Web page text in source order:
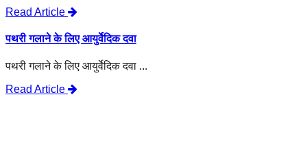
Read Article
पथरी गलाने के लिए आयुर्वेदिक दवा
पथरी गलाने के लिए आयुर्वेदिक दवा ...
Read Article